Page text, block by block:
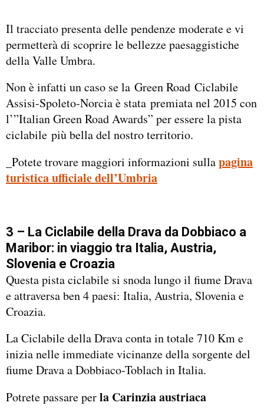
Il tracciato presenta delle pendenze moderate e vi
permetterà di scoprire le bellezze paesaggistiche
della Valle Umbra.
Non è infatti un caso se la Green Road Ciclabile
Assisi-Spoleto-Norcia è stata premiata nel 2015 con
l’”Italian Green Road Awards” per essere la pista
ciclabile più bella del nostro territorio.
_Potete trovare maggiori informazioni sullapagina
turistica ufficiale dell’Umbria
3 – La Ciclabile della Drava da Dobbiaco a
Maribor: in viaggio tra Italia, Austria,
Slovenia e Croazia
Questa pista ciclabile si snoda lungo il fiume Drava
e attraversa ben 4 paesi: Italia, Austria, Slovenia e
Croazia.
La Ciclabile della Drava conta in totale 710 Km e
inizia nelle immediate vicinanze della sorgente del
fiume Drava a Dobbiaco-Toblach in Italia.
Potrete passare perla Carinzia austriaca